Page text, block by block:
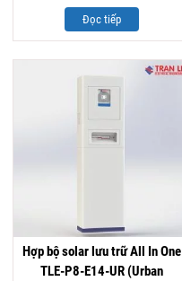
Đọc tiếp
Hợp bộ solar lưu trữ All In One
TLE-P8-E14-UR (Urban